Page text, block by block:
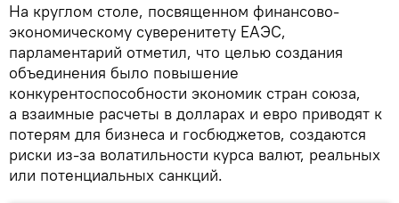
На круглом столе, посвященном финансово-
экономическому суверенитету ЕАЭС,
парламентарий отметил, что целью создания
объединения было повышение
конкурентоспособности экономик стран союза,
а взаимные расчеты в долларах и евро приводят к
потерям для бизнеса и госбюджетов, создаются
риски из-за волатильности курса валют, реальных
или потенциальных санкций.